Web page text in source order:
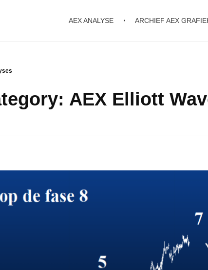
AEX ANALYSE ARCHIEF AEX
AEX Elliott